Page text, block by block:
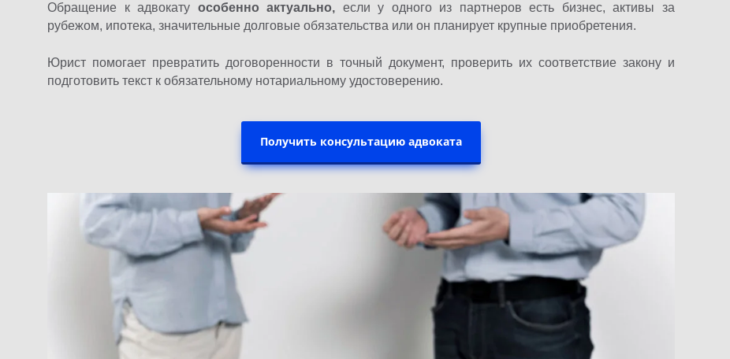
Обращение к адвокату особенно актуально, если у одного из партнеров есть бизнес, активы за
рубежом, ипотека, значительные долговые обязательства или он планирует крупные приобретения.
Юрист помогает превратить договоренности в точный документ, проверить их соответствие закону и
подготовить текст к обязательному нотариальному удостоверению.
Получить консультацию адвоката